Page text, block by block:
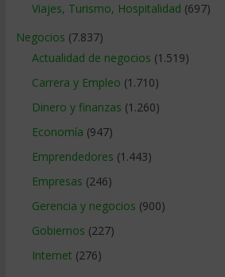
Viajes, Turismo, Hospitalidad (697)
Negocios (7.837)
Actualidad de negocios (1.519)
Carrera y Empleo (1.710)
Dinero y finanzas (1.260)
Economía (947)
Emprendedores (1.443)
Empresas (246)
Gerencia y negocios (900)
Gobiernos (227)
Internet (276)